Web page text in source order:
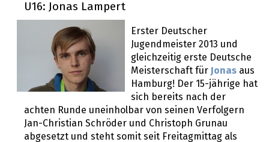
U16: Jonas Lampert
Erster Deutscher
Jugendmeister 2013 und
gleichzeitig erste Deutsche
Meisterschaft für
Jonas aus
Hamburg! Der 15-jährige hat
sich bereits nach der
achten Runde uneinholbar von seinen Verfolgern
Jan-Christian Schröder und Christoph Grunau
abgesetzt und steht somit seit Freitagmittag als